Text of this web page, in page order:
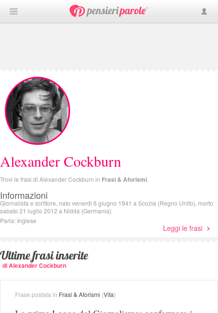
Alexander Cockburn
Trovi le frasi di Alexander Cockburn in Frasi & Aforismi
Informazioni
Giornalista e scrittore, nato venerdì 6 giugno 1941 a Scozia (Regno Unito), morto
sabato 21 luglio 2012 a Nidda (Germania)
Parla: Inglese
Leggi le frasi
Ultime frasi inserite
di Alexander Cockburn
Frase postata in Frasi & Aforismi (Vita)